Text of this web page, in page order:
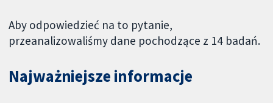
Aby odpowiedzieć na to pytanie,
przeanalizowaliśmy dane pochodzące z 14 badań.
Najważniejsze informacje